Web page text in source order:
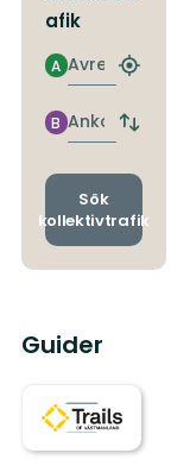
afik
Avresa
A
Hitta
Ankomst
B
Byt
och
Sök
kollektivtrafik
Guider